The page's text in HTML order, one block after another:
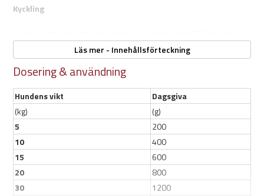
Inga konserveringsmedel eller färgämnen
- Kyckling
Säljs styckevis
Kyckling
minst 10%), ris, derivat av vegetabiliskt ursprung.
Analytiska beståndsdelar/kg: Protein 10%, fett 6,5%, råaska 3%, fiber
Läs mer - Innehållsförteckning
Dosering & användning
Hundens vikt
Dagsgiva
(kg)
(g)
5
200
10
400
15
600
20
800
30
1200